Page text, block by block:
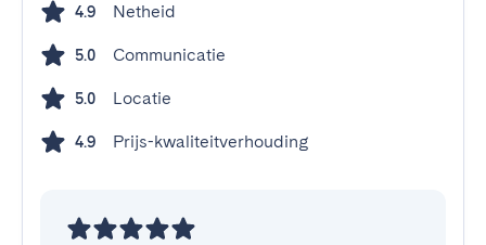
4.9 Netheid
5.0 Communicatie
5.0 Locatie
4.9 Prijs-kwaliteitverhouding